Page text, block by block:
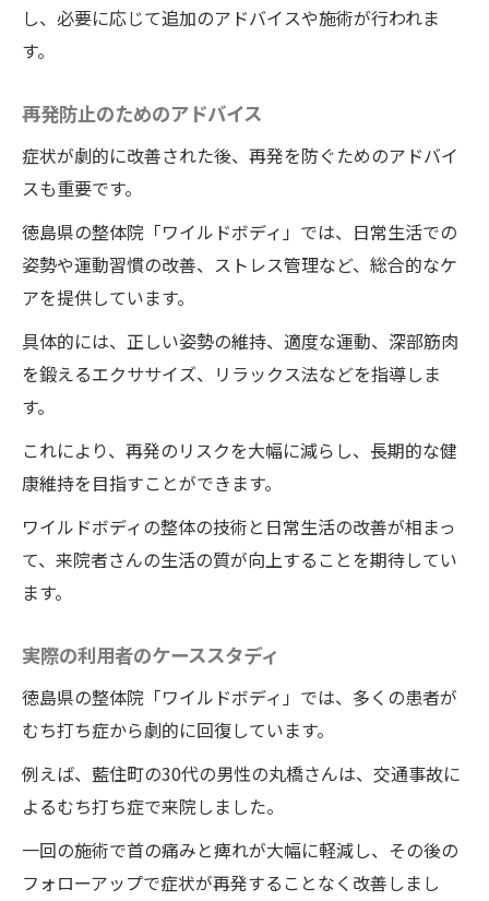
し、必要に応じて追加のアドバイスや施術が行われま
す。
再発防止のためのアドバイス
症状が劇的に改善された後、再発を防ぐためのアドバイ
スも重要です。
徳島県の整体院「ワイルドボディ」では、日常生活での
姿勢や運動習慣の改善、ストレス管理など、総合的なケ
アを提供しています。
具体的には、正しい姿勢の維持、適度な運動、深部筋肉
を鍛えるエクササイズ、リラックス法などを指導しま
す。
これにより、再発のリスクを大幅に減らし、長期的な健
康維持を目指すことができます。
ワイルドボディの整体の技術と日常生活の改善が相まっ
て、来院者さんの生活の質が向上することを期待してい
ます。
実際の利用者のケーススタディ
徳島県の整体院「ワイルドボディ」では、多くの患者が
むち打ち症から劇的に回復しています。
例えば、藍住町の30代の男性の丸橋さんは、交通事故に
よるむち打ち症で来院しました。
一回の施術で首の痛みと痺れが大幅に軽減し、その後の
フォローアップで症状が再発することなく改善しまし